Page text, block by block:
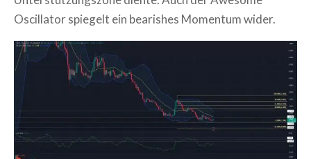
Oscillator spiegelt ein bearishes Momentum wider.